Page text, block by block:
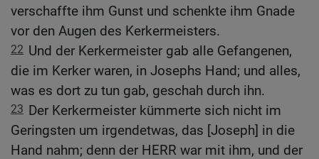
verschaffte ihm Gunst und schenkte ihm Gnade
vor den Augen des Kerkermeisters.
22 Und der Kerkermeister gab alle Gefangenen,
die im Kerker waren, in Josephs Hand; und alles,
was es dort zu tun gab, geschah durch ihn.
23 Der Kerkermeister kümmerte sich nicht im
Geringsten um irgendetwas, das [Joseph] in die
Hand nahm; denn der HERR war mit ihm, und der